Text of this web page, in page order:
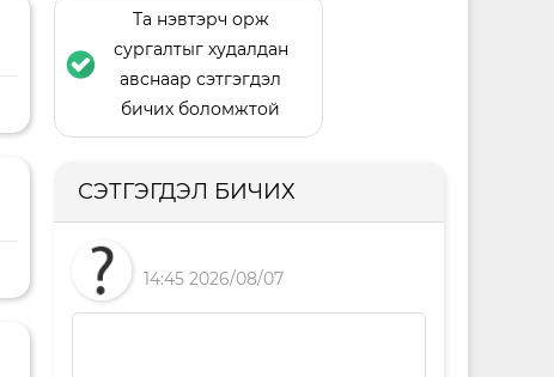
Та нэвтэрч орж
сургалтыг худалдан
авснаар сэтгэгдэл
бичих боломжтой
СЭТГЭГДЭЛ БИЧИХ
14:45 2026/08/07